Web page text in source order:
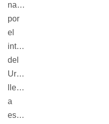
nacional
por
el
interior
del
Uruguay,
llevando
a
escena